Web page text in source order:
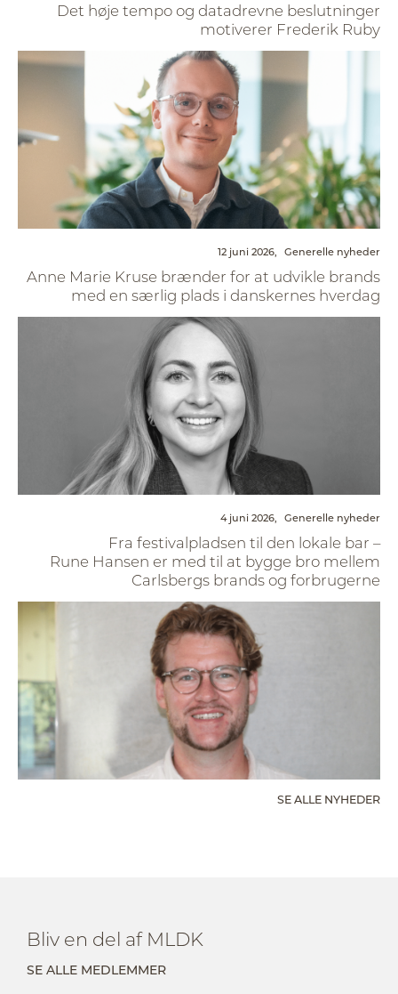
Det høje tempo og datadrevne beslutninger
motiverer Frederik Ruby
12 juni 2026, Generelle nyheder
Anne Marie Kruse brænder for at udvikle brands
med en særlig plads i danskernes hverdag
4 juni 2026, Generelle nyheder
Fra festivalpladsen til den lokale bar –
Rune Hansen er med til at bygge bro mellem
Carlsbergs brands og forbrugerne
SE ALLE NYHEDER
Bliv en del af MLDK
SE ALLE MEDLEMMER